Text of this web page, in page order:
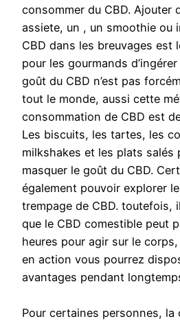
consommer du CBD. Ajouter
assiete, un , un smoothie ou
CBD dans les breuvages est
pour les gourmands
goût du CBD n’est pas
tout le monde, aussi cette
consommation de CBD est
Les biscuits, les tartes, les
milkshakes et les plats salés
masquer le goût du CBD.
également pouvoir explorer
trempage de CBD. toutefois,
que le CBD comestible peut
heures pour agir sur le
en action vous pourrez
avantages pendant
Pour certaines personnes, la